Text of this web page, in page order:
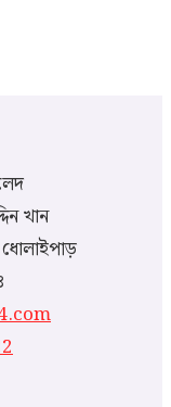
খান